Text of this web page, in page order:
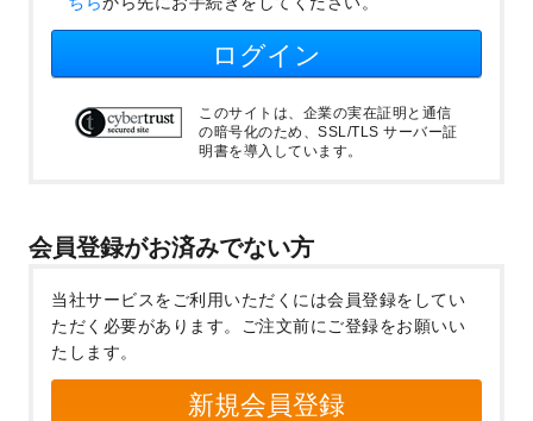
ログイン
このサイトは、企業の実在証明と通信
の暗号化のため、SSL/TLS サーバー証
明書を導入しています。
会員登録がお済みでない方
当社サービスをご利用いただくには会員登録をしてい
ただく必要があります。
ご注文前にご登録をお願いい
たします。
新規会員登録